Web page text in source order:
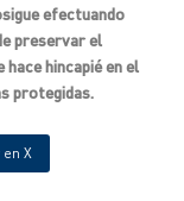
efectuando
preservar el
hincapié en el
protegidas.
X